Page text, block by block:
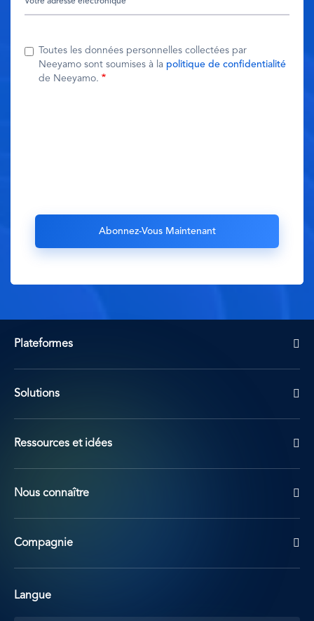
Toutes les données personnelles collectées par
Neeyamo sont soumises à la politique de confidentialité
de Neeyamo.
Plateformes
Solutions
Ressources et idées
Nous connaître
Compagnie
Langue